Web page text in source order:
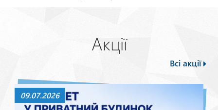
Акції
Всі акції
09.07.2026